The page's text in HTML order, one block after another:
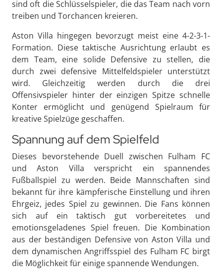
sind oft die Schlüsselspieler, die das Team nach vorn
treiben und Torchancen kreieren.
Aston Villa hingegen bevorzugt meist eine 4-2-3-1-
Formation. Diese taktische Ausrichtung erlaubt es
dem Team, eine solide Defensive zu stellen, die
durch zwei defensive Mittelfeldspieler unterstützt
wird. Gleichzeitig werden durch die drei
Offensivspieler hinter der einzigen Spitze schnelle
Konter ermöglicht und genügend Spielraum für
kreative Spielzüge geschaffen.
Spannung auf dem Spielfeld
Dieses bevorstehende Duell zwischen Fulham FC
und Aston Villa verspricht ein spannendes
Fußballspiel zu werden. Beide Mannschaften sind
bekannt für ihre kämpferische Einstellung und ihren
Ehrgeiz, jedes Spiel zu gewinnen. Die Fans können
sich auf ein taktisch gut vorbereitetes und
emotionsgeladenes Spiel freuen. Die Kombination
aus der beständigen Defensive von Aston Villa und
dem dynamischen Angriffsspiel des Fulham FC birgt
die Möglichkeit für einige spannende Wendungen.